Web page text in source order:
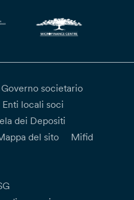
Governo societario
Enti locali soci
dei Depositi
del sito
Mifid